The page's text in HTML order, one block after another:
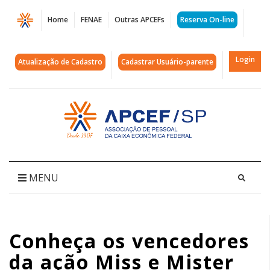
Página
Conheça
os
2025
Home FENAE Outras APCEFs Reserva On-line
Atualização de Cadastro Cadastrar Usuário-parente Login
Acessar
página
inicial
MENU
Conheça os vencedores
da ação Miss e Mister